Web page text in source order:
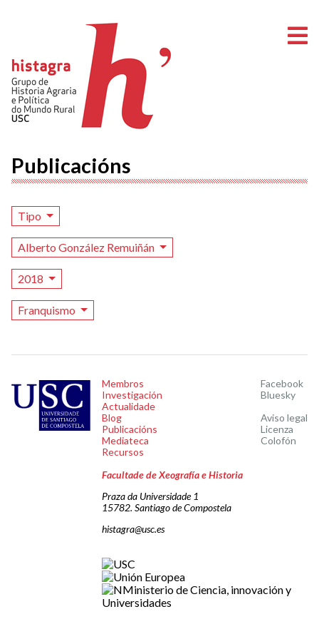
Publicacións
Tipo
Alberto González Remuiñán
2018
Franquismo
Membros
Investigación
Actualidade
Blog
Publicacións
Mediateca
Recursos
Facebook
Bluesky
Aviso legal
Licenza
Colofón
Facultade de Xeografía e Historia
Praza da Universidade 1
15782. Santiago de Compostela
histagra@usc.es